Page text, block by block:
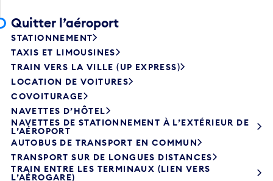
Quitter l’aéroport
STATIONNEMENT
TAXIS ET LIMOUSINES
TRAIN VERS LA VILLE (UP EXPRESS)
LOCATION DE VOITURES
COVOITURAGE
NAVETTES D’HÔTEL
NAVETTES DE STATIONNEMENT À L’EXTÉRIEUR DE
L’AÉROPORT
AUTOBUS DE TRANSPORT EN COMMUN
TRANSPORT SUR DE LONGUES DISTANCES
TRAIN ENTRE LES TERMINAUX (LIEN VERS
L’AÉROGARE)